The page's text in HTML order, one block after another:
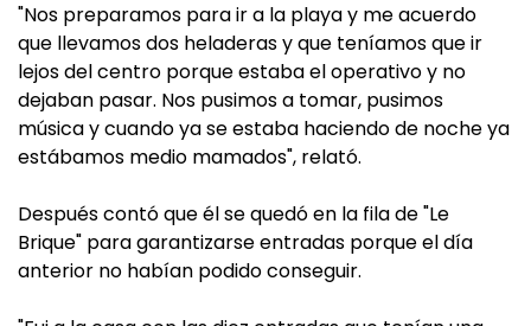
"Nos preparamos para ir a la playa y me acuerdo
que llevamos dos heladeras y que teníamos que ir
lejos del centro porque estaba el operativo y no
dejaban pasar. Nos pusimos a tomar, pusimos
música y cuando ya se estaba haciendo de noche ya
estábamos medio mamados", relató.
Después contó que él se quedó en la fila de "Le
Brique" para garantizarse entradas porque el día
anterior no habían podido conseguir.